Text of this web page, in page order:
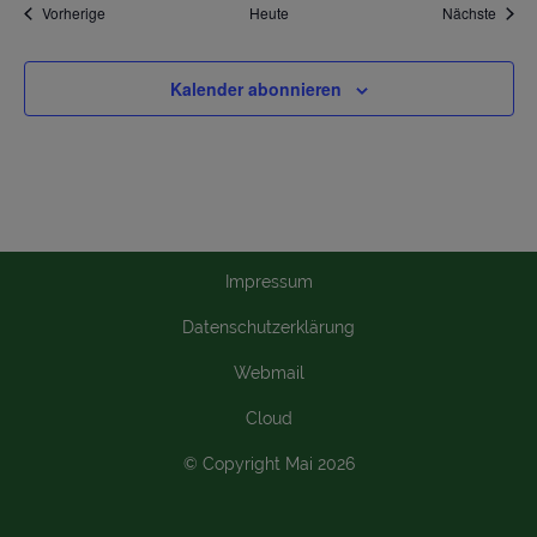
VorherigeVeranstaltungen Heute Nächste
Kalender abonnieren
Impressum
Datenschutzerklärung
Webmail
Cloud
© Copyright Mai 2026